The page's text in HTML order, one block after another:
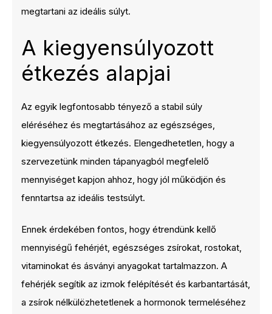
megtartani az ideális súlyt.
A kiegyensúlyozott
étkezés alapjai
Az egyik legfontosabb tényező a stabil súly
eléréséhez és megtartásához az egészséges,
kiegyensúlyozott étkezés. Elengedhetetlen, hogy a
szervezetünk minden tápanyagból megfelelő
mennyiséget kapjon ahhoz, hogy jól működjön és
fenntartsa az ideális testsúlyt.
Ennek érdekében fontos, hogy étrendünk kellő
mennyiségű fehérjét, egészséges zsírokat, rostokat,
vitaminokat és ásványi anyagokat tartalmazzon. A
fehérjék segítik az izmok felépítését és karbantartását,
a zsírok nélkülözhetetlenek a hormonok termeléséhez